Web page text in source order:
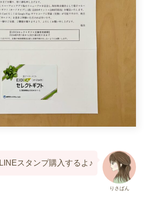
りさぱん
LINEスタンプ購入するよ♪